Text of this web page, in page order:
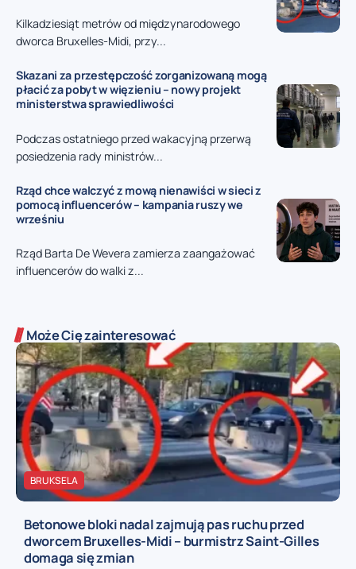
Kilkadziesiąt metrów od międzynarodowego
dworca Bruxelles-Midi, przy...
Skazani za przestępczość zorganizowaną mogą
płacić za pobyt w więzieniu – nowy projekt
ministerstwa sprawiedliwości
Podczas ostatniego przed wakacyjną przerwą
posiedzenia rady ministrów...
Rząd chce walczyć z mową nienawiści w sieci z
pomocą influencerów – kampania ruszy we
wrześniu
Rząd Barta De Wevera zamierza zaangażować
influencerów do walki z...
Może Cię zainteresować
BRUKSELA
Betonowe bloki nadal zajmują pas ruchu przed
dworcem Bruxelles-Midi – burmistrz Saint-Gilles
domaga się zmian